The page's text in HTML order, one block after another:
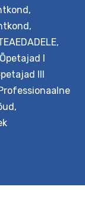
,
,
,
Õpetajad I
III
,